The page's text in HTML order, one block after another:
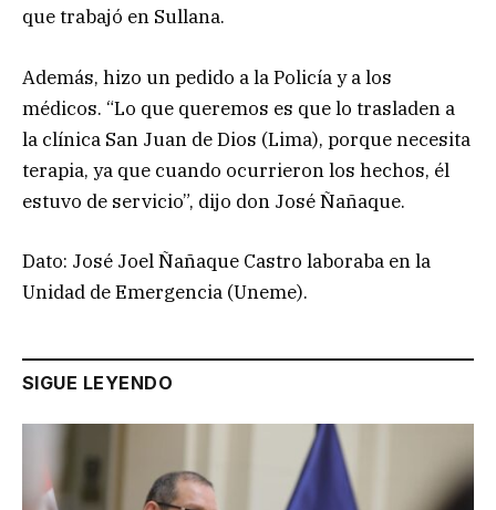
que trabajó en Sullana.
Además, hizo un pedido a la Policía y a los
médicos. “Lo que queremos es que lo trasladen a
la clínica San Juan de Dios (Lima), porque necesita
terapia, ya que cuando ocurrieron los hechos, él
estuvo de servicio”, dijo don José Ñañaque.
Dato: José Joel Ñañaque Castro laboraba en la
Unidad de Emergencia (Uneme).
SIGUE LEYENDO